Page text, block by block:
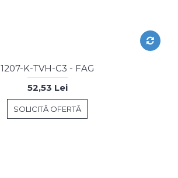
1207-K-TVH-C3 - FAG
52,53 Lei
SOLICITĂ OFERTĂ